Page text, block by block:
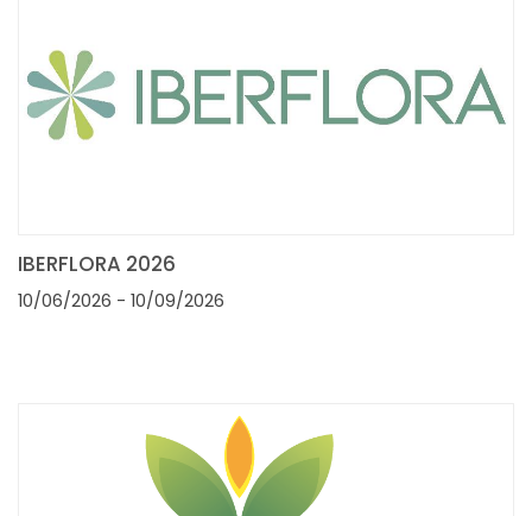
IBERFLORA 2026
10/06/2026 - 10/09/2026